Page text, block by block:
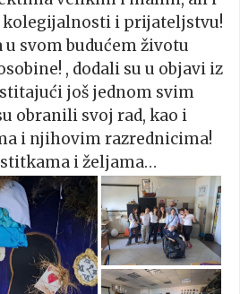
i prijateljstvu!
svom budućem životu
, dodali su u objavi iz
još jednom svim
obranili svoj rad, kao i
i njihovim razrednicima!
i željama…